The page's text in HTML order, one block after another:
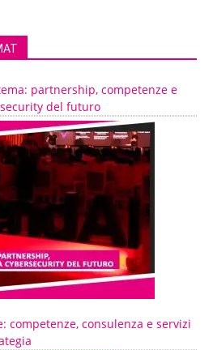
partnership, competenze e
del futuro
competenze, consulenza e servizi